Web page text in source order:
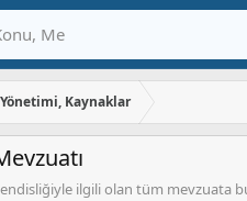
Kaynaklar
ilgili olan tüm mevzuata